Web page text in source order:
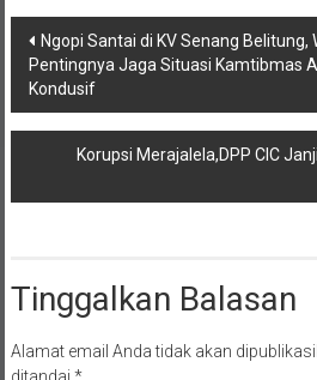
Navigasi
pos
Ngopi Santai di KV Senang Belitung,
Pentingnya Jaga Situasi Kamtibmas
Kondusif
Korupsi Merajalela,DPP CIC
Tinggalkan Balasan
Alamat email Anda tidak akan
ditandai *